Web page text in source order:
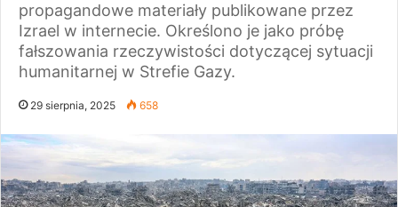
propagandowe materiały publikowane przez
Izrael w internecie. Określono je jako próbę
fałszowania rzeczywistości dotyczącej sytuacji
humanitarnej w Strefie Gazy.
29 sierpnia, 2025 658